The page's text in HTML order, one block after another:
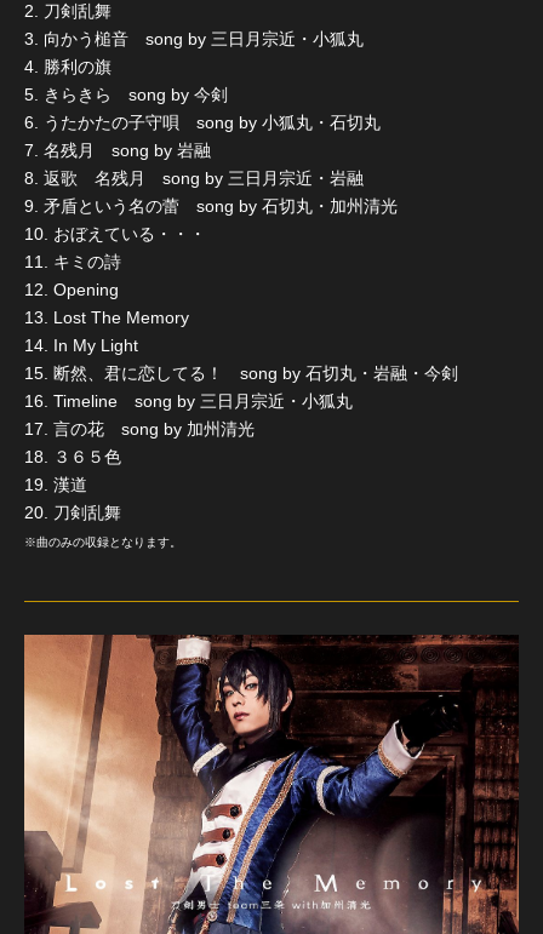
2. 刀剣乱舞
3. 向かう槌音 song by 三日月宗近・小狐丸
4. 勝利の旗
5. きらきら song by 今剣
6. うたかたの子守唄 song by 小狐丸・石切丸
7. 名残月 song by 岩融
8. 返歌 名残月 song by 三日月宗近・岩融
9. 矛盾という名の蕾 song by 石切丸・加州清光
10. おぼえている・・・
11. キミの詩
12. Opening
13. Lost The Memory
14. In My Light
15. 断然、君に恋してる！ song by 石切丸・岩融・今剣
16. Timeline song by 三日月宗近・小狐丸
17. 言の花 song by 加州清光
18. ３６５色
19. 漢道
20. 刀剣乱舞
※曲のみの収録となります。